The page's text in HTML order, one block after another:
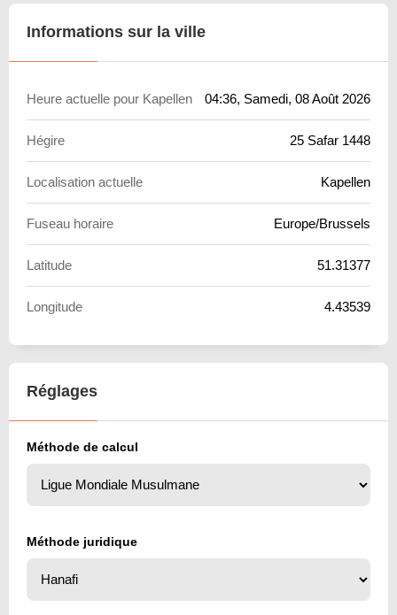
Informations sur la ville
Heure actuelle pour Kapellen 04:36, Samedi, 08 Août 2026
Hégire 25 Safar 1448
Localisation actuelle Kapellen
Fuseau horaire Europe/Brussels
Latitude 51.31377
Longitude 4.43539
Réglages
Méthode de calcul
Méthode juridique